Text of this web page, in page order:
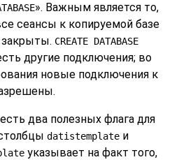
». Важным является то,
сеансы к копируемой базе
CREATE DATABASE
другие подключения; во
новые подключения к
есть два полезных флага для
datistemplate и
указывает на факт того,